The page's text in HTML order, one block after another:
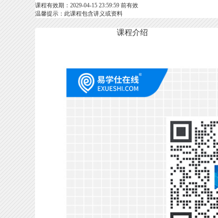
课程有效期：2029-04-15 23:59:59 前有效
温馨提示：此课程包含讲义或资料
课程介绍